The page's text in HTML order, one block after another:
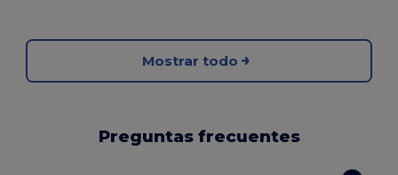
Mostrar todo
Preguntas frecuentes